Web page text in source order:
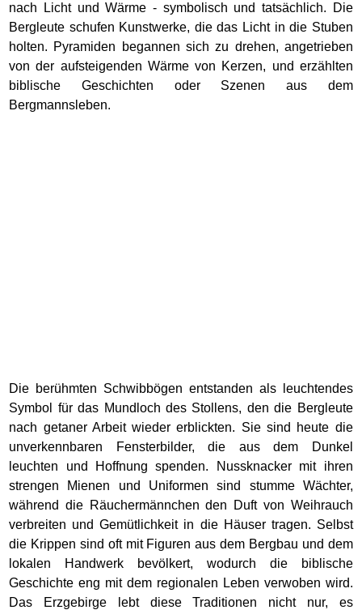
nach Licht und Wärme - symbolisch und tatsächlich. Die
Bergleute schufen Kunstwerke, die das Licht in die Stuben
holten. Pyramiden begannen sich zu drehen, angetrieben
von der aufsteigenden Wärme von Kerzen, und erzählten
biblische Geschichten oder Szenen aus dem
Bergmannsleben.
Die berühmten Schwibbögen entstanden als leuchtendes
Symbol für das Mundloch des Stollens, den die Bergleute
nach getaner Arbeit wieder erblickten. Sie sind heute die
unverkennbaren Fensterbilder, die aus dem Dunkel
leuchten und Hoffnung spenden. Nussknacker mit ihren
strengen Mienen und Uniformen sind stumme Wächter,
während die Räuchermännchen den Duft von Weihrauch
verbreiten und Gemütlichkeit in die Häuser tragen. Selbst
die Krippen sind oft mit Figuren aus dem Bergbau und dem
lokalen Handwerk bevölkert, wodurch die biblische
Geschichte eng mit dem regionalen Leben verwoben wird.
Das Erzgebirge lebt diese Traditionen nicht nur, es